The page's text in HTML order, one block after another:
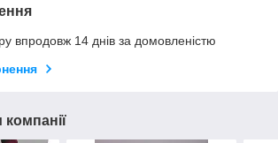
впродовж 14 днів за домовленістю
компанії